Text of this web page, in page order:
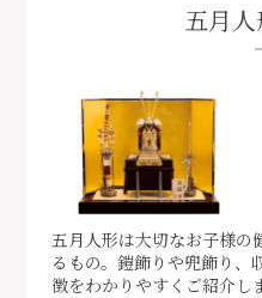
五月
五月人形は大切なお子様の
るもの。鎧飾りや兜飾り、
徴をわかりやすくご紹介し